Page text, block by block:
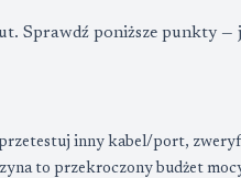
Sprawdź poniższe punkty —
inny kabel/port,
to przekroczony budżet